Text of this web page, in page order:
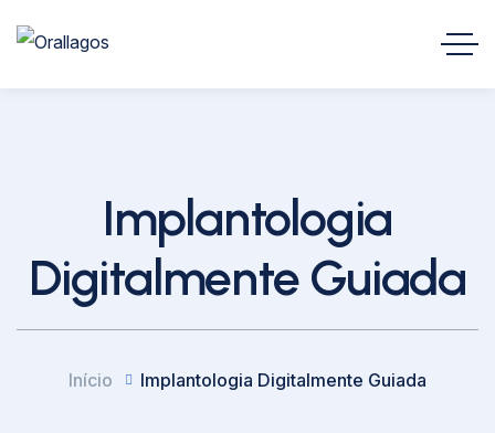
Implantologia
Digitalmente Guiada
Início Implantologia Digitalmente Guiada